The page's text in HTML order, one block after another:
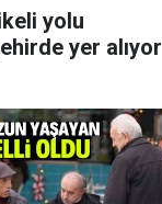
yolu
yer alıyor